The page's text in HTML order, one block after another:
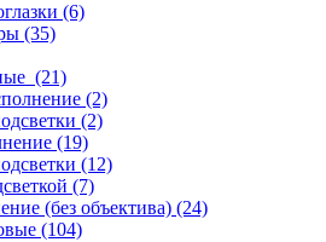
(6)
(35)
(21)
(2)
(2)
(19)
(12)
(7)
(без объектива) (24)
(104)